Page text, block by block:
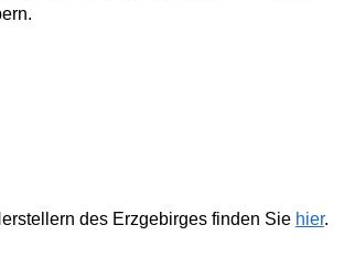
des Erzgebirges finden Sie hier.